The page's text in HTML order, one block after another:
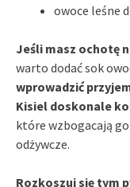
owoce leśne
Jeśli masz ochotę
warto dodać sok
wprowadzić
Kisiel doskonale
które wzbogacają
odżywcze.
Rozkoszuj się tym